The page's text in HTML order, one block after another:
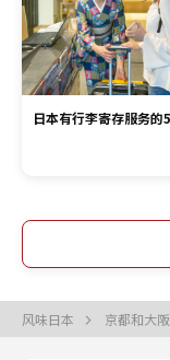
日本有行李寄存服务的
风味日本 京都和大